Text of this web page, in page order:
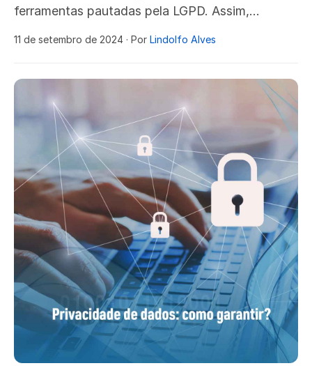
ferramentas pautadas pela LGPD. Assim,…
11 de setembro de 2024 · Por Lindolfo Alves